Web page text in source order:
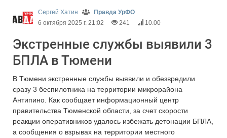
Сергей Хатин
Правда УрФО
6 октября 2025 г. 21:02
241 10.00
Экстренные службы выявили 3
БПЛА в Тюмени
В Тюмени экстренные службы выявили и обезвредили
сразу 3 беспилотника на территории микрорайона
Антипино. Как сообщает информационный центр
правительства Тюменской области, за счет скорости
реакции оперативников удалось избежать детонации БПЛА,
а сообщения о взрывах на территории местного